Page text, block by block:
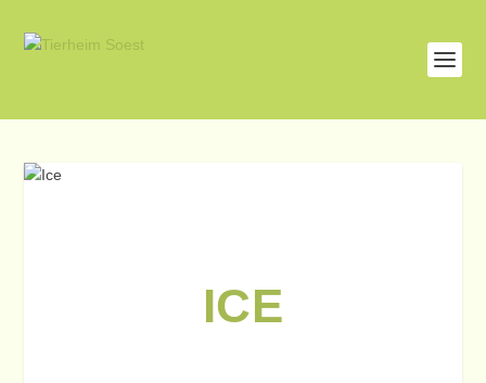
ICE